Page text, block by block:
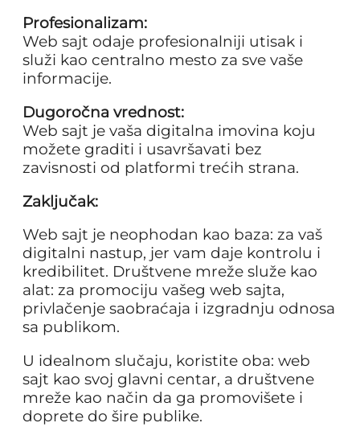
Profesionalizam:
Web sajt odaje profesionalniji utisak i
služi kao centralno mesto za sve vaše
informacije.
Dugoročna vrednost:
Web sajt je vaša digitalna imovina koju
možete graditi i usavršavati bez
zavisnosti od platformi trećih strana.
Zaključak:
Web sajt je neophodan kao baza: za vaš
digitalni nastup, jer vam daje kontrolu i
kredibilitet. Društvene mreže služe kao
alat: za promociju vašeg web sajta,
privlačenje saobraćaja i izgradnju odnosa
sa publikom.
U idealnom slučaju, koristite oba: web
sajt kao svoj glavni centar, a društvene
mreže kao način da ga promovišete i
doprete do šire publike.